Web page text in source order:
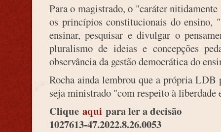
Para o magistrado, o "caráter
os princípios constitucionais do ensino,
ensinar, pesquisar e divulgar o
pluralismo de ideias e concepções
observância da gestão democrática do
Rocha ainda lembrou que a própria LDB
seja ministrado "com respeito à liberdade
Clique aqui para ler a decisão
1027613-47.2022.8.26.0053